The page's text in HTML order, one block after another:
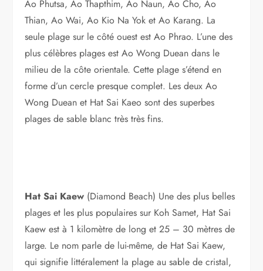
Ao Phutsa, Ao Thapthim, Ao Naun, Ao Cho, Ao
Thian, Ao Wai, Ao Kio Na Yok et Ao Karang. La
seule plage sur le côté ouest est Ao Phrao. L’une des
plus célèbres plages est Ao Wong Duean dans le
milieu de la côte orientale. Cette plage s’étend en
forme d’un cercle presque complet. Les deux Ao
Wong Duean et Hat Sai Kaeo sont des superbes
plages de sable blanc très très fins.
Hat Sai Kaew (Diamond Beach) Une des plus belles
plages et les plus populaires sur Koh Samet, Hat Sai
Kaew est à 1 kilomètre de long et 25 – 30 mètres de
large. Le nom parle de lui-même, de Hat Sai Kaew,
qui signifie littéralement la plage au sable de cristal,